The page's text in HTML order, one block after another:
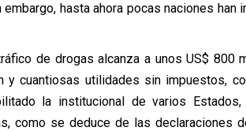
embargo, hasta ahora pocas naciones
de drogas alcanza a unos US$ 800
y cuantiosas utilidades sin impuestos,
la institucional de varios
como se deduce de las declaraciones